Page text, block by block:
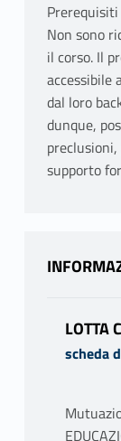
Prerequisiti
Non sono
il corso. Il
dal loro
dunque,
supporto
LOTTA
scheda